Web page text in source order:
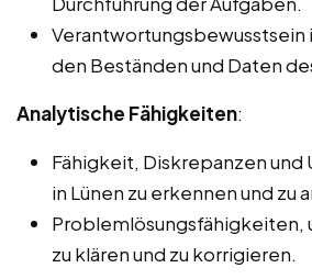
Verantwortungsbewusstsein
den Beständen und Daten
Analytische Fähigkeiten:
Fähigkeit, Diskrepanzen
in Lünen zu erkennen und zu
Problemlösungsfähigkeiten,
zu klären und zu korrigieren.